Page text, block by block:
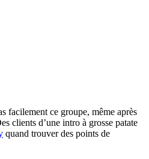
facilement ce groupe, même après
clients d’une intro à grosse patate
quand trouver des points de